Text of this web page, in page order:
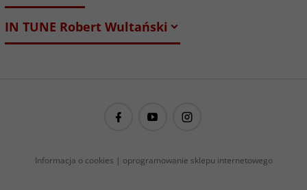
IN TUNE Robert Wultański
guitarproject@guitarproject.pl
Informacja o cookies | oprogramowanie sklepu internetowego